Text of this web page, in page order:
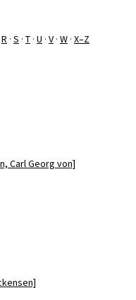
R · S · T · U · V · W · X–Z
Carl Georg von]